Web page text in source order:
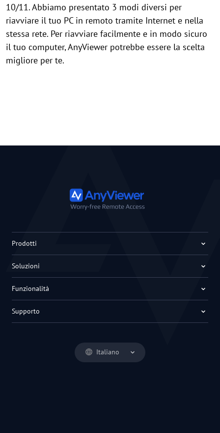
10/11. Abbiamo presentato 3 modi diversi per
riavviare il tuo PC in remoto tramite Internet e nella
stessa rete. Per riavviare facilmente e in modo sicuro
il tuo computer, AnyViewer potrebbe essere la scelta
migliore per te.
Italiano
Prodotti
Soluzioni
Funzionalità
Supporto